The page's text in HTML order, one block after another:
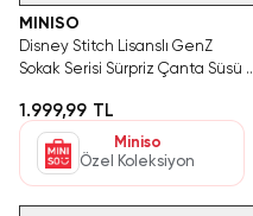
MINISO
Disney Stitch Lisanslı GenZ
Sokak Serisi Sürpriz Çanta Süsü -
1.999,99 TL
Miniso
Özel Koleksiyon